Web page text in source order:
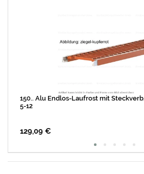
150.. Alu Endlos-Laufrost mit
5-12
129,09 €